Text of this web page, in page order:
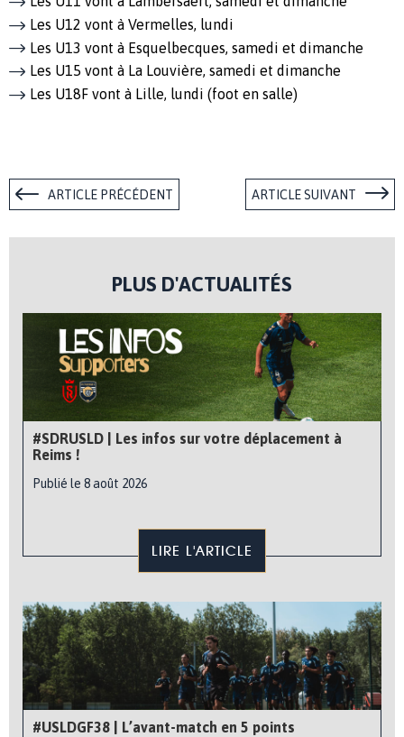
Les U12 vont à Vermelles, lundi
Les U13 vont à Esquelbecques, samedi et dimanche
Les U15 vont à La Louvière, samedi et dimanche
Les U18F vont à Lille, lundi (foot en salle)
ARTICLE PRÉCÉDENT ARTICLE SUIVANT
PLUS D'ACTUALITÉS
#SDRUSLD | Les infos sur votre déplacement à
Reims !
Publié le 8 août 2026
LIRE L'ARTICLE
#USLDGF38 | L’avant-match en 5 points